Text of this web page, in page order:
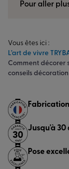
Pour aller
Vous êtes ici :
L’art de vivre
Comment décorer
conseils décoration
Jusqu'à 30
Pose